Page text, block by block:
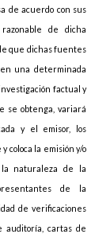
de acuerdo con sus
de dicha
que dichas fuentes
una determinada
factual y
se obtenga, variará
y el emisor, los
coloca la emisión y/o
naturaleza de la
de la
de verificaciones
auditoría, cartas de